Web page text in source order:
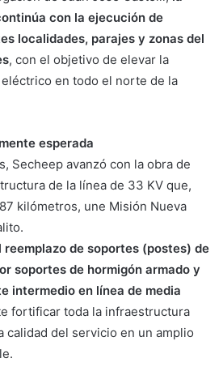
con la ejecución de
localidades, parajes y zonas del
, con el objetivo de elevar la
en todo el norte de la
esperada
Secheep avanzó con la obra de
de la línea de 33 KV que,
kilómetros, une Misión Nueva
reemplazo de soportes (postes) de
soportes de hormigón armado y
intermedio en línea de media
fortificar toda la infraestructura
calidad del servicio en un amplio